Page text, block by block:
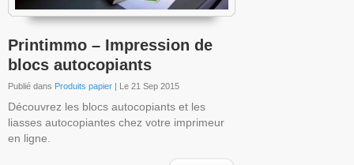
Printimmo – Impression de
blocs autocopiants
Publié dans Produits papier | Le 21 Sep 2015
Découvrez les blocs autocopiants et les
liasses autocopiantes chez votre imprimeur
en ligne.